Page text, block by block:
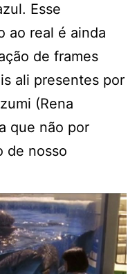
Esse
ao real é ainda
de frames
ali presentes por
(Rena
que não por
de nosso